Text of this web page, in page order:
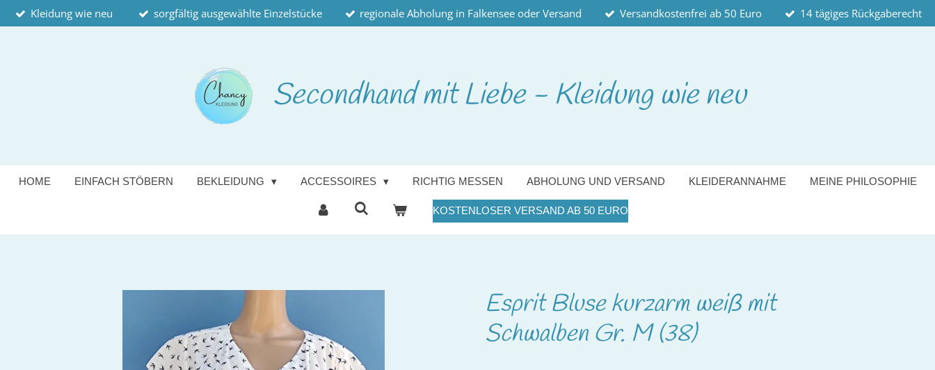
Zum
Hauptinhalt
Kleidung wie neu sorgfältig ausgewählte Einzelstücke regionale Abholung in Falkensee oder Versand Versandkostenfrei ab 50 Euro 14 tägiges Rückgaberecht
Secondhandmit Liebe - Kleidung wie neu
HOME EINFACH STÖBERN BEKLEIDUNG ACCESSOIRES RICHTIG MESSEN ABHOLUNG UND VERSAND KLEIDERANNAHME MEINE PHILOSOPHIE
KOSTENLOSER VERSAND AB 50 EURO
Esprit Bluse kurzarm weiß mit
Schwalben Gr. M (38)